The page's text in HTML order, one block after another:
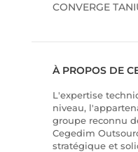
CONVERGE
À PROPOS DE
L'expertise
niveau,
groupe reconnu
Cegedim
stratégique et